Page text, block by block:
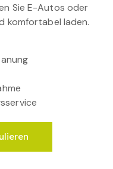
Sie E-Autos oder
komfortabel laden.